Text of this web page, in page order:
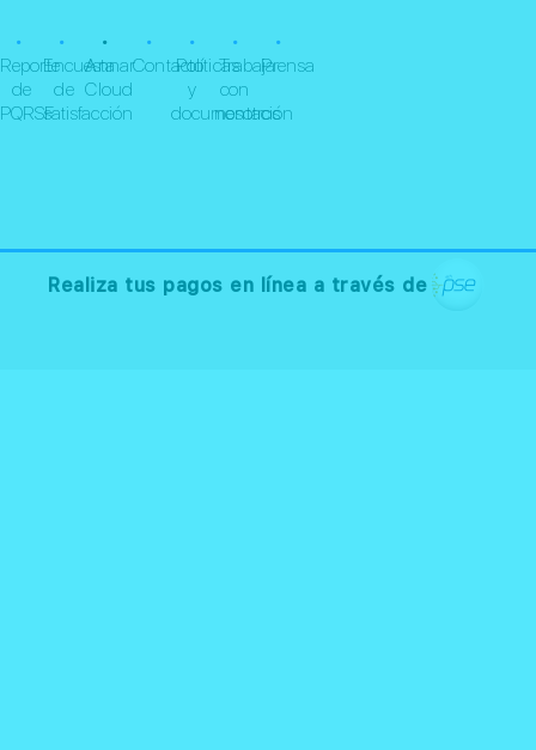
•
Reporte
de
PQRSF
•
Encuesta
de
satisfacción
•
Annar
Cloud
•
Contacto
•
Políticas
y
documentación
•
Trabaja
con
nosotros
•
Prensa
Realiza tus pagos en línea a través de